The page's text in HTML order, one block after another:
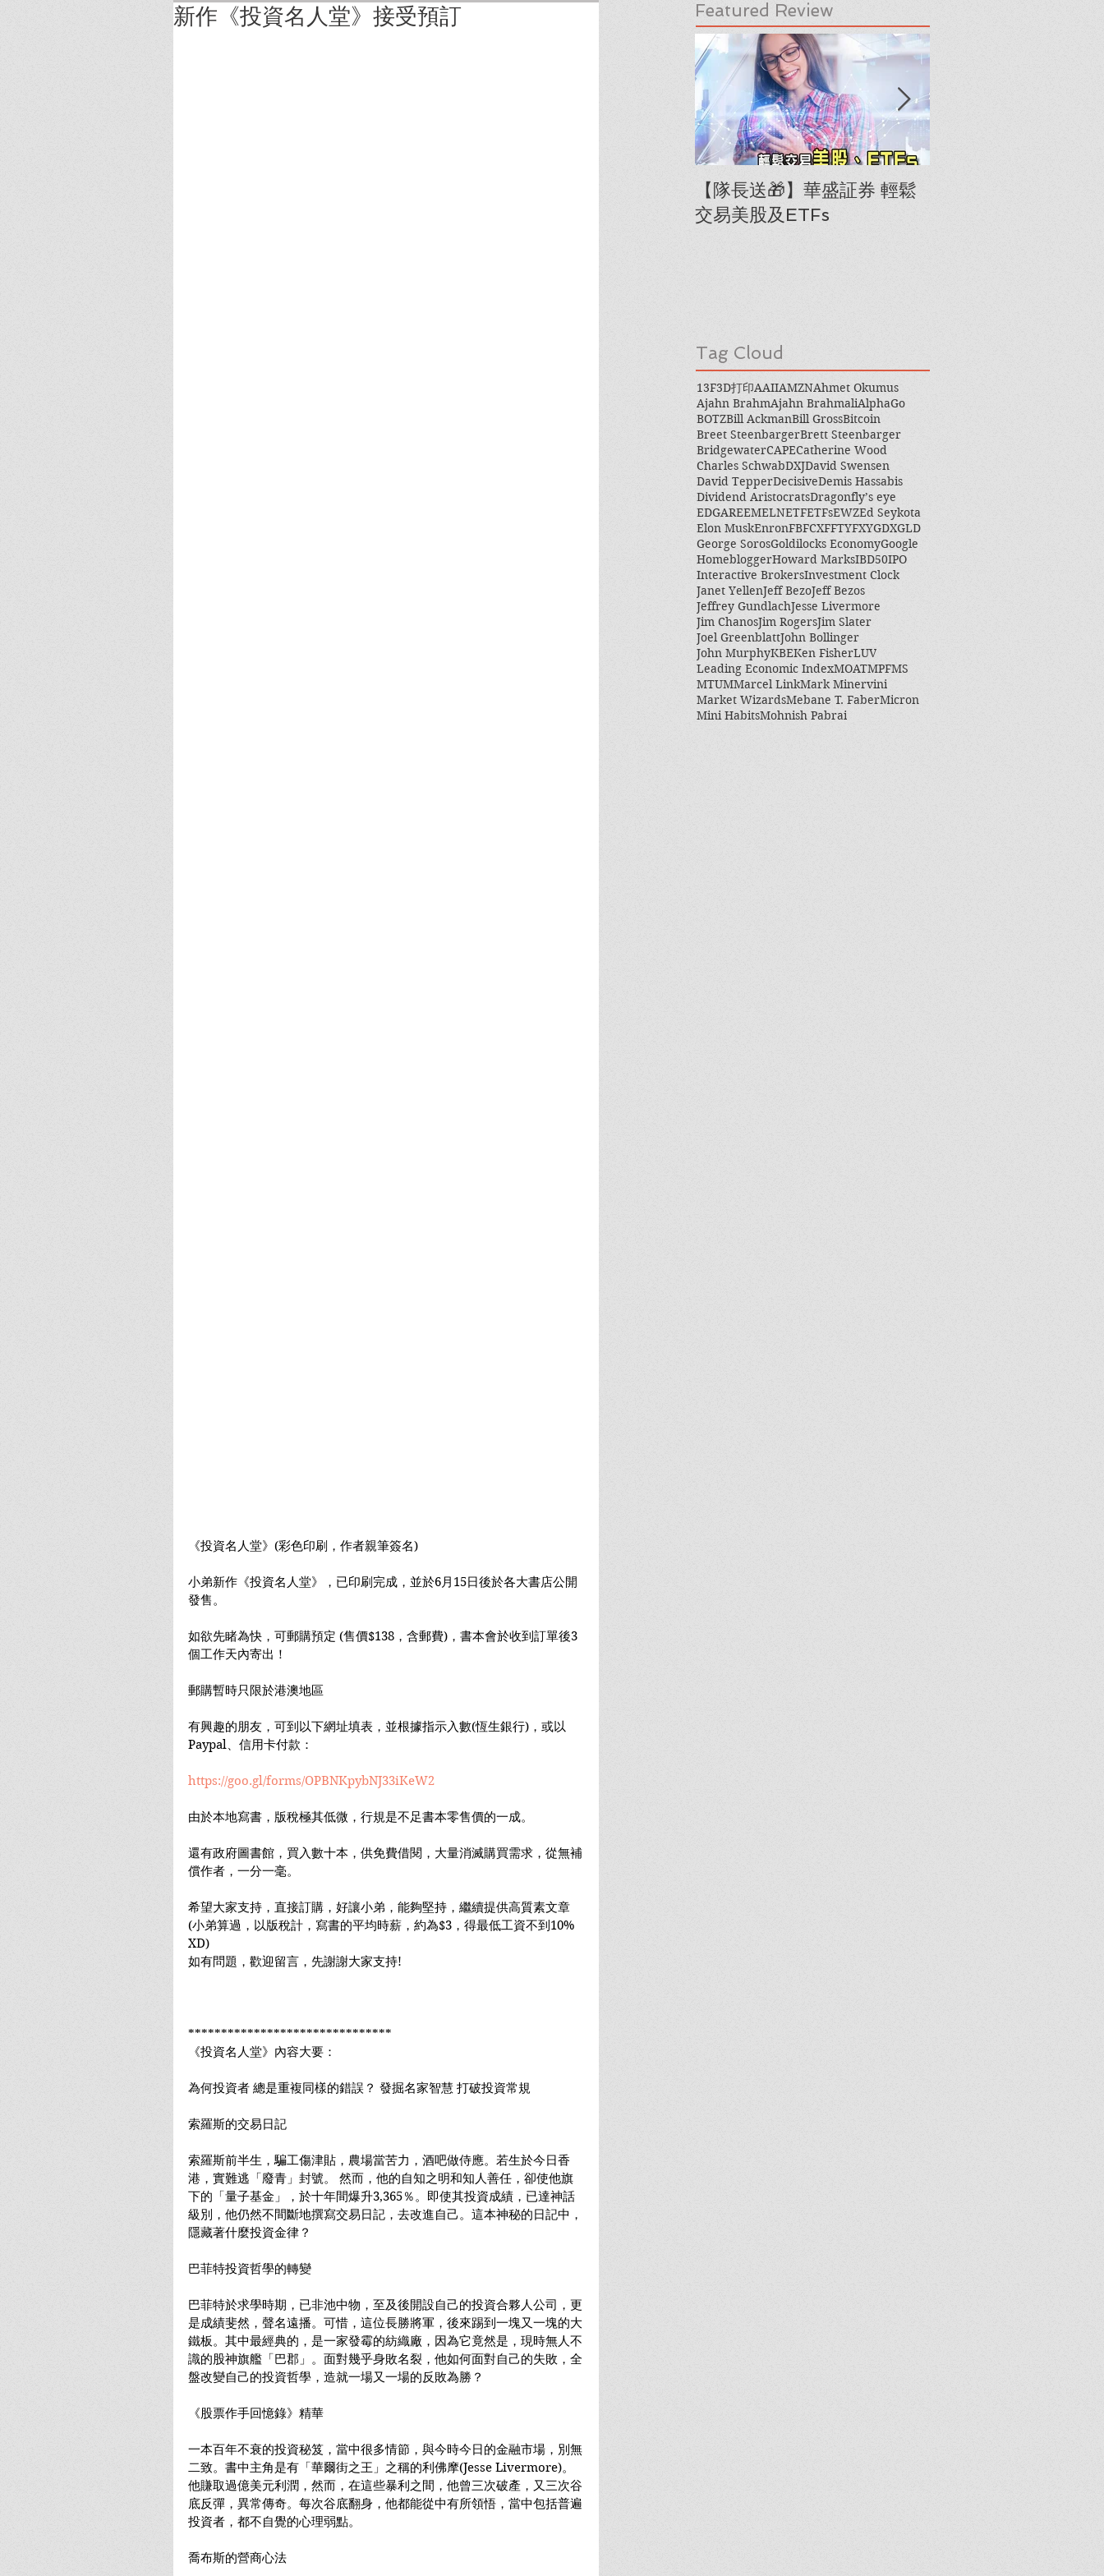
新作《投資名人堂》接受預訂
《投資名人堂》(彩色印刷，作者親筆簽名)
小弟新作《投資名人堂》，已印刷完成，並於6月15日後於各大書店公開
發售。
如欲先睹為快，可郵購預定 (售價$138，含郵費)，書本會於收到訂單後3
個工作天內寄出！
郵購暫時只限於港澳地區
有興趣的朋友，可到以下網址填表，並根據指示入數(恆生銀行)，或以
Paypal、信用卡付款：
https://goo.gl/forms/OPBNKpybNJ33iKeW2
由於本地寫書，版稅極其低微，行規是不足書本零售價的一成。
還有政府圖書館，買入數十本，供免費借閱，大量消滅購買需求，從無補
償作者，一分一毫。
希望大家支持，直接訂購，好讓小弟，能夠堅持，繼續提供高質素文章
(小弟算過，以版稅計，寫書的平均時薪，約為$3，得最低工資不到10%
XD)
如有問題，歡迎留言，先謝謝大家支持!
*******************************
《投資名人堂》內容大要：
為何投資者 總是重複同樣的錯誤？ 發掘名家智慧 打破投資常規
索羅斯的交易日記
索羅斯前半生，騙工傷津貼，農場當苦力，酒吧做侍應。若生於今日香
港，實難逃「廢青」封號。 然而，他的自知之明和知人善任，卻使他旗
下的「量子基金」，於十年間爆升3,365％。即使其投資成績，已達神話
級別，他仍然不間斷地撰寫交易日記，去改進自己。這本神秘的日記中，
隱藏著什麼投資金律？
巴菲特投資哲學的轉變
巴菲特於求學時期，已非池中物，至及後開設自己的投資合夥人公司，更
是成績斐然，聲名遠播。可惜，這位長勝將軍，後來踢到一塊又一塊的大
鐵板。其中最經典的，是一家發霉的紡織廠，因為它竟然是，現時無人不
識的股神旗艦「巴郡」。面對幾乎身敗名裂，他如何面對自己的失敗，全
盤改變自己的投資哲學，造就一場又一場的反敗為勝？
《股票作手回憶錄》精華
一本百年不衰的投資秘笈，當中很多情節，與今時今日的金融市場，別無
二致。書中主角是有「華爾街之王」之稱的利佛摩(Jesse Livermore)。
他賺取過億美元利潤，然而，在這些暴利之間，他曾三次破產，又三次谷
底反彈，異常傳奇。每次谷底翻身，他都能從中有所領悟，當中包括普遍
投資者，都不自覺的心理弱點。
喬布斯的營商心法
Featured Review
【隊長送🎁】華盛証券 輕鬆
交易美股及ETFs
Tag Cloud
13F3D打印AAIIAMZNAhmet Okumus
Ajahn BrahmAjahn BrahmaliAlphaGo
BOTZBill AckmanBill GrossBitcoin
Breet SteenbargerBrett Steenbarger
BridgewaterCAPECatherine Wood
Charles SchwabDXJDavid Swensen
David TepperDecisiveDemis Hassabis
Dividend AristocratsDragonfly’s eye
EDGAREEMELNETFETFsEWZEd Seykota
Elon MuskEnronFBFCXFFTYFXYGDXGLD
George SorosGoldilocks EconomyGoogle
HomebloggerHoward MarksIBD50IPO
Interactive BrokersInvestment Clock
Janet YellenJeff BezoJeff Bezos
Jeffrey GundlachJesse Livermore
Jim ChanosJim RogersJim Slater
Joel GreenblattJohn Bollinger
John MurphyKBEKen FisherLUV
Leading Economic IndexMOATMPFMS
MTUMMarcel LinkMark Minervini
Market WizardsMebane T. FaberMicron
Mini HabitsMohnish Pabrai